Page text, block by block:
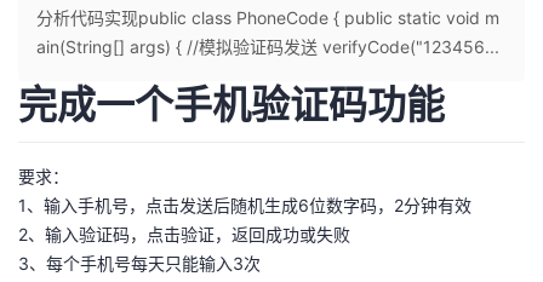
个
页
开
发
分析代码实现public class PhoneCode { public static void m
ain(String[] args) { //模拟验证码发送 verifyCode("123456...
完成一个手机验证码功能
要求：
1、输入手机号，点击发送后随机生成6位数字码，2分钟有效
2、输入验证码，点击验证，返回成功或失败
3、每个手机号每天只能输入3次